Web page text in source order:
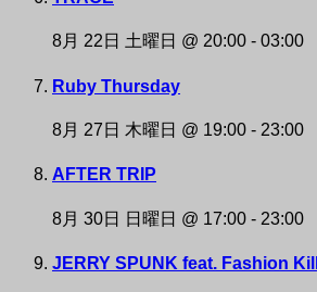
8月 22日 土曜日 @ 20:00 - 03:00
Ruby Thursday
8月 27日 木曜日 @ 19:00 - 23:00
AFTER TRIP
8月 30日 日曜日 @ 17:00 - 23:00
JERRY SPUNK feat. Fashion